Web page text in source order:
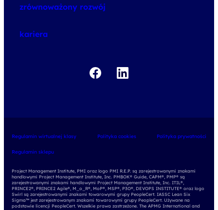
zrównoważony rozwój
kariera
Regulamin wirtualnej klasy Polityka cookies Polityka prywatności
Regulamin sklepu
Project Management Institute, PMI oraz logo PMI R.E.P. są zarejestrowanymi znakami
handlowymi Project Management Institute, Inc. PMBOK® Guide, CAPM®, PMP® są
zarejestrowanymi znakami handlowymi Project Management Institute, Inc. ITIL®,
PRINCE2®, PRINCE2 Agile®, M_o_R®, MoP®, MSP®, P3O®, DEVOPS INSTITUTE® oraz logo
Swirl są zarejestrowanymi znakami towarowymi grupy PeopleCert. IASSC Lean Six
Sigma™ jest zarejestrowanym znakami towarowymi grupy PeopleCert. Używane na
podstawie licencji PeopleCert. Wszelkie prawa zastrzeżone. The APMG International and